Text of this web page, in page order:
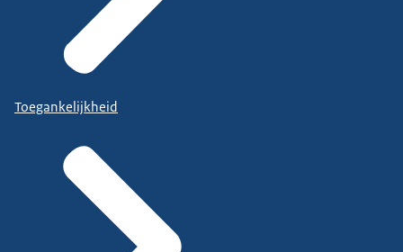
Toegankelijkheid